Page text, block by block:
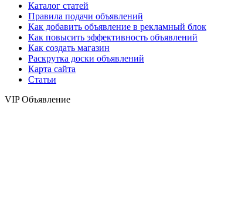
Каталог статей
Правила подачи объявлений
Как добавить объявление в рекламный блок
Как повысить эффективность объявлений
Как создать магазин
Раскрутка доски объявлений
Карта сайта
Статьи
VIP Объявление